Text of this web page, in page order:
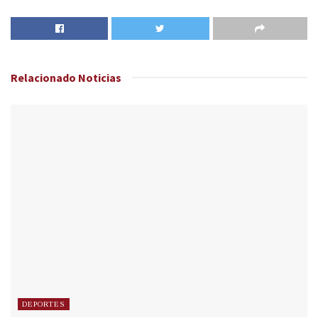
Relacionado Noticias
DEPORTES